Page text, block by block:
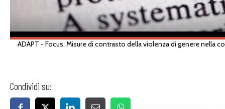
Condividi su: